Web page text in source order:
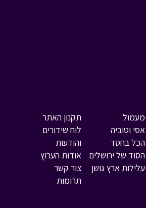
מעמול
אסי וטוביה
הכל בחסד
הסוד של ירושלים
עלילות ארץ גושן
תקנון האתר
לוח שידורים
והודעות
אודות הערוץ
צור קשר
תרומות